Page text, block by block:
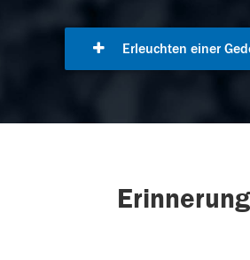
Erleuchten einer